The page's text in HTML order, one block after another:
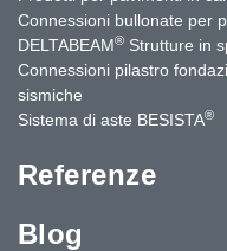
Connessioni bullonate per
DELTABEAM® Strutture in
Connessioni pilastro
sismiche
Sistema di aste BESISTA®
Referenze
Blog